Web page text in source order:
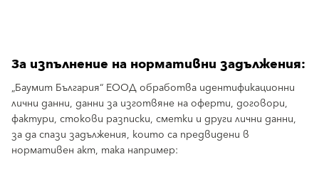
За изпълнение на нормативни задължения:
„Баумит България“ ЕООД обработва идентификационни
лични данни, данни за изготвяне на оферти, договори,
фактури, стокови разписки, сметки и други лични данни,
за да спази задължения, които са предвидени в
нормативен акт, така например: